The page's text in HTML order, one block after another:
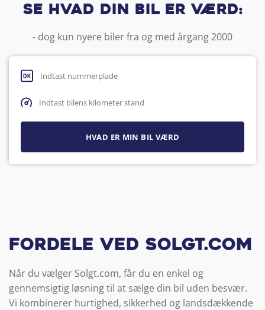
Se hvad din bil er værd:
- dog kun nyere biler fra og med årgang 2000
Fordele ved Solgt.com
Når du vælger Solgt.com, får du en enkel og
gennemsigtig løsning til at sælge din bil uden besvær.
Vi kombinerer hurtighed, sikkerhed og landsdækkende